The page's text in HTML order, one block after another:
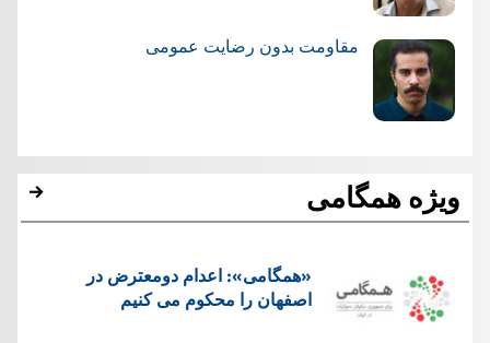
مقاومت بدون رضایت عمومی
ویژه همگامی
«همگامی»: اعدام دومعترض در
اصفهان را محکوم می کنیم